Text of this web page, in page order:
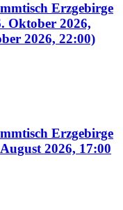
Erzgebirge
Oktober 2026,
2026, 22:00)
Erzgebirge
2026, 17:00